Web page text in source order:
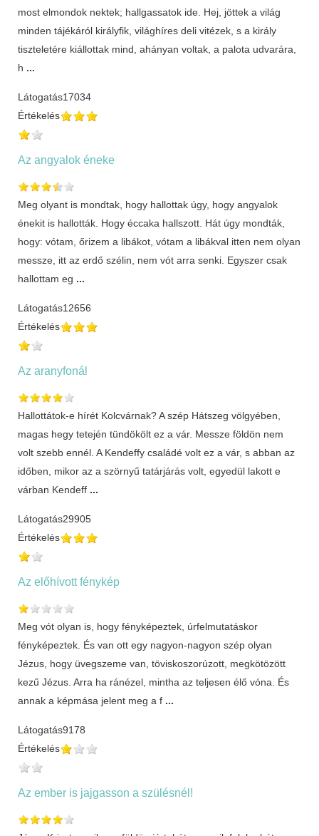
most elmondok nektek; hallgassatok ide. Hej, jöttek a világ
minden tájékáról királyfik, világhíres deli vitézek, s a király
tiszteletére kiállottak mind, ahányan voltak, a palota udvarára,
h ...
Látogatás17034
Értékelés
Az angyalok éneke
Meg olyant is mondtak, hogy hallottak úgy, hogy angyalok
énekit is hallották. Hogy éccaka hallszott. Hát úgy mondták,
hogy: vótam, őrizem a libákot, vótam a libákval itten nem olyan
messze, itt az erdő szélin, nem vót arra senki. Egyszer csak
hallottam eg ...
Látogatás12656
Értékelés
Az aranyfonál
Hallottátok-e hírét Kolcvárnak? A szép Hátszeg völgyében,
magas hegy tetején tündökölt ez a vár. Messze földön nem
volt szebb ennél. A Kendeffy családé volt ez a vár, s abban az
időben, mikor az a szörnyű tatárjárás volt, egyedül lakott e
várban Kendeff ...
Látogatás29905
Értékelés
Az előhívott fénykép
Meg vót olyan is, hogy fényképeztek, úrfelmutatáskor
fényképeztek. És van ott egy nagyon-nagyon szép olyan
Jézus, hogy üvegszeme van, töviskoszorúzott, megkötözött
kezű Jézus. Arra ha ránézel, mintha az teljesen élő vóna. És
annak a képmása jelent meg a f ...
Látogatás9178
Értékelés
Az ember is jajgasson a szülésnél!